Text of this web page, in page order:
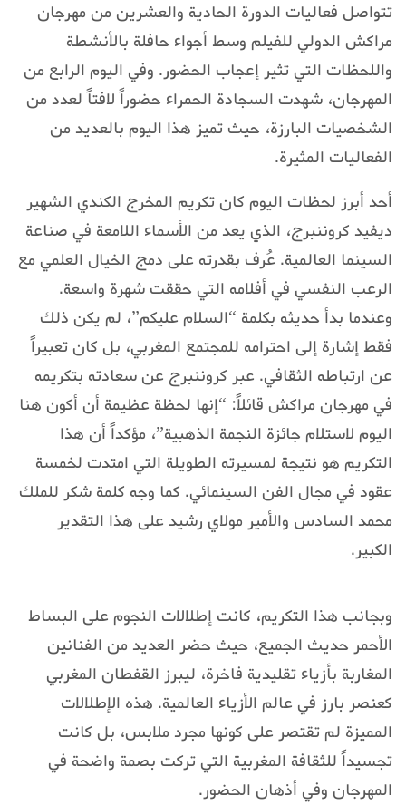
تتواصل فعاليات الدورة الحادية والعشرين من مهرجان
مراكش الدولي للفيلم وسط أجواء حافلة بالأنشطة
واللحظات التي تثير إعجاب الحضور. وفي اليوم الرابع من
المهرجان، شهدت السجادة الحمراء حضوراً لافتاً لعدد من
الشخصيات البارزة، حيث تميز هذا اليوم بالعديد من
الفعاليات المثيرة.
أحد أبرز لحظات اليوم كان تكريم المخرج الكندي الشهير
ديفيد كروننبرج، الذي يعد من الأسماء اللامعة في صناعة
السينما العالمية. عُرف بقدرته على دمج الخيال العلمي مع
الرعب النفسي في أفلامه التي حققت شهرة واسعة.
وعندما بدأ حديثه بكلمة “السلام عليكم”، لم يكن ذلك
فقط إشارة إلى احترامه للمجتمع المغربي، بل كان تعبيراً
عن ارتباطه الثقافي. عبر كروننبرج عن سعادته بتكريمه
في مهرجان مراكش قائلاً: “إنها لحظة عظيمة أن أكون هنا
اليوم لاستلام جائزة النجمة الذهبية”، مؤكداً أن هذا
التكريم هو نتيجة لمسيرته الطويلة التي امتدت لخمسة
عقود في مجال الفن السينمائي. كما وجه كلمة شكر للملك
محمد السادس والأمير مولاي رشيد على هذا التقدير
الكبير.
وبجانب هذا التكريم، كانت إطلالات النجوم على البساط
الأحمر حديث الجميع، حيث حضر العديد من الفنانين
المغاربة بأزياء تقليدية فاخرة، ليبرز القفطان المغربي
كعنصر بارز في عالم الأزياء العالمية. هذه الإطلالات
المميزة لم تقتصر على كونها مجرد ملابس، بل كانت
تجسيداً للثقافة المغربية التي تركت بصمة واضحة في
المهرجان وفي أذهان الحضور.